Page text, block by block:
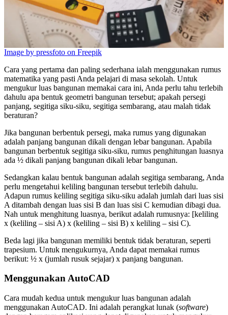
Image by pressfoto on Freepik
Cara yang pertama dan paling sederhana ialah menggunakan rumus
matematika yang pasti Anda pelajari di masa sekolah. Untuk
mengukur luas bangunan memakai cara ini, Anda perlu tahu terlebih
dahulu apa bentuk geometri bangunan tersebut; apakah persegi
panjang, segitiga siku-siku, segitiga sembarang, atau malah tidak
beraturan?
Jika bangunan berbentuk persegi, maka rumus yang digunakan
adalah panjang bangunan dikali dengan lebar bangunan. Apabila
bangunan berbentuk segitiga siku-siku, rumus penghitungan luasnya
ada ½ dikali panjang bangunan dikali lebar bangunan.
Sedangkan kalau bentuk bangunan adalah segitiga sembarang, Anda
perlu mengetahui keliling bangunan tersebut terlebih dahulu.
Adapun rumus keliling segitiga siku-siku adalah jumlah dari luas sisi
A ditambah dengan luas sisi B dan luas sisi C kemudian dibagi dua.
Nah untuk menghitung luasnya, berikut adalah rumusnya: [keliling
x (keliling – sisi A) x (keliling – sisi B) x keliling – sisi C).
Beda lagi jika bangunan memiliki bentuk tidak beraturan, seperti
trapesium. Untuk mengukurnya, Anda dapat memakai rumus
berikut: ½ x (jumlah rusuk sejajar) x panjang bangunan.
Menggunakan AutoCAD
Cara mudah kedua untuk mengukur luas bangunan adalah
menggunakan AutoCAD. Ini adalah perangkat lunak (software)